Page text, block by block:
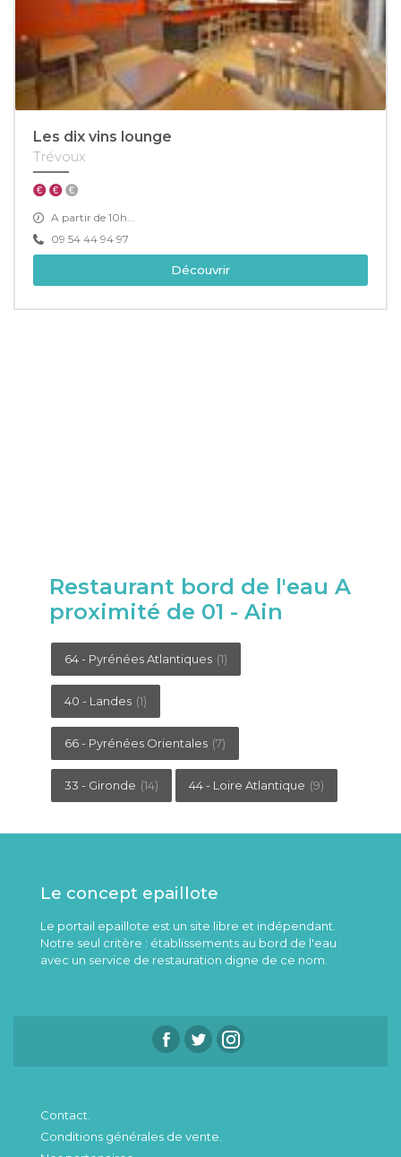
Les dix vins lounge
Trévoux
A partir de 10h...
09 54 44 94 97
Découvrir
Restaurant bord de l'eau A
proximité de 01 - Ain
64 - Pyrénées Atlantiques (1)
40 - Landes (1)
66 - Pyrénées Orientales (7)
33 - Gironde (14) 44 - Loire Atlantique (9)
Le concept epaillote
Le portail epaillote est un site libre et indépendant.
Notre seul critère : établissements au bord de l'eau
avec un service de restauration digne de ce nom.
Contact.
Conditions générales de vente.